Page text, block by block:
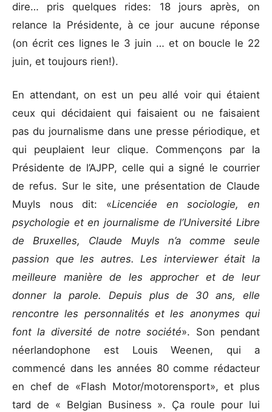
dire… pris quelques rides: 18 jours après, on
relance la Présidente, à ce jour aucune réponse
(on écrit ces lignes le 3 juin … et on boucle le 22
juin, et toujours rien!).
En attendant, on est un peu allé voir qui étaient
ceux qui décidaient qui faisaient ou ne faisaient
pas du journalisme dans une presse périodique, et
qui peuplaient leur clique. Commençons par la
Présidente de l’AJPP, celle qui a signé le courrier
de refus. Sur le site, une présentation de Claude
Muyls nous dit: «Licenciée en sociologie, en
psychologie et en journalisme de l’Université Libre
de Bruxelles, Claude Muyls n’a comme seule
passion que les autres. Les interviewer était la
meilleure manière de les approcher et de leur
donner la parole. Depuis plus de 30 ans, elle
rencontre les personnalités et les anonymes qui
font la diversité de notre société». Son pendant
néerlandophone est Louis Weenen, qui a
commencé dans les années 80 comme rédacteur
en chef de «Flash Motor/motorensport», et plus
tard de « Belgian Business ». Ça roule pour lui